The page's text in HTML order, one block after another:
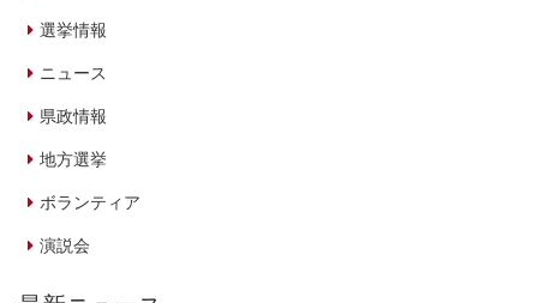
選挙情報
ニュース
県政情報
地方選挙
ボランティア
演説会